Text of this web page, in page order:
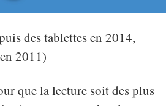
des tablettes en 2014,
2011)
que la lecture soit des plus